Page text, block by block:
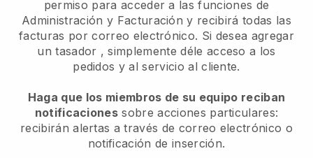
permiso para acceder a las funciones de
Administración y Facturación y recibirá todas las
facturas por correo electrónico. Si desea agregar
un tasador , simplemente déle acceso a los
pedidos y al servicio al cliente.
Haga que los miembros de su equipo reciban
notificaciones sobre acciones particulares:
recibirán alertas a través de correo electrónico o
notificación de inserción.